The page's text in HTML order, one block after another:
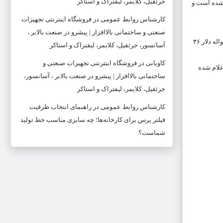
هزار تومان و سکه یک‌گرمی ۷ میلیون تومان تعیین شده است و
بر اساس معاملات بازار مبادله ارز و طلای ایران، قیمت هر اسکناس دلار امروز (سه‌شنبه ۱۵ فروردین ماه) بدون تغییر نسبت به دیروز ۴۰ هزار و ۲۰۰ تومان و قیمت حواله دلار ۳۶
یافته و ۴۳ هزار و ۷۷۷ تومان، و نرخ حواله یورو ۳۹ هزار و ۸۵۷ تومان اعلام شده
کارشناس روابط عمومی در فروشگاه اینترنتی تجهیزات
صنعتی و ساختمانی بالاافزار | پیشرو در صنعت بالابر ،
آسانسور، جرثقیل، کلایمر، لیفتراک و استاکر
کاویانی در فروشگاه اینترنتی تجهیزات صنعتی و
ساختمانی بالاافزار | پیشرو در صنعت بالابر ، آسانسور،
جرثقیل، کلایمر، لیفتراک و استاکر
کارشناس روابط عمومی در راهنمای انتخاب ظرفیت
فیلتر پرس برای کارخانه‌ها؛ چه سایزی مناسب خط تولید
شماست؟